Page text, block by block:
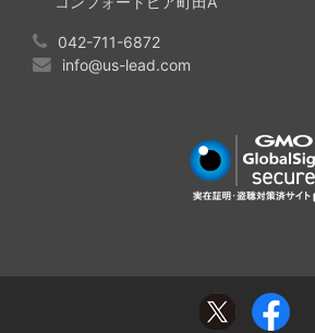
042-711-6872
info@us-lead.com